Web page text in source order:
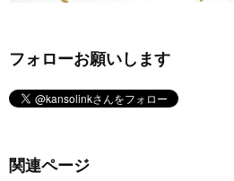
フォローお願いします
関連ページ